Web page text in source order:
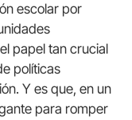
escolar por
papel tan crucial
políticas
Y es que, en un
para romper